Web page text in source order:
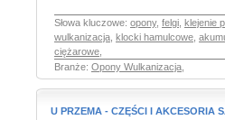
Słowa kluczowe: opony, felgi klejenie
wulkanizacja klocki hamulcowe
ciężarowe
Branże: Opony Wulkanizacja
U PRZEMA - CZĘŚCI I AKCESORIA